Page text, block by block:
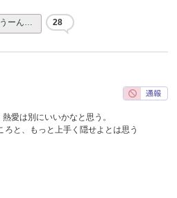
うーん… 28
愛は別にいいかなと思う。
ろと、もっと上手く隠せよとは思う